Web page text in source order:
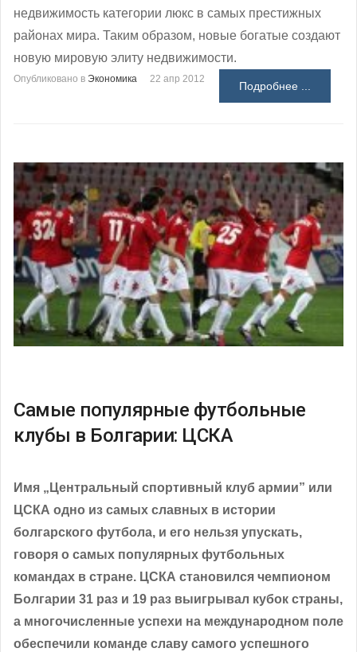
недвижимость категории люкс в самых престижных
районах мира. Таким образом, новые богатые создают
новую мировую элиту недвижимости.
Опубликовано в Экономика 22 апр 2012
Подробнее ...
Самые популярные футбольные
клубы в Болгарии: ЦСКА
Имя „Центральный спортивный клуб армии” или
ЦСКА одно из самых славных в истории
болгарского футбола, и его нельзя упускать,
говоря о самых популярных футбольных
командах в стране. ЦСКА становился чемпионом
Болгарии 31 раз и 19 раз выигрывал кубок страны,
а многочисленные успехи на международном поле
обеспечили команде славу самого успешного